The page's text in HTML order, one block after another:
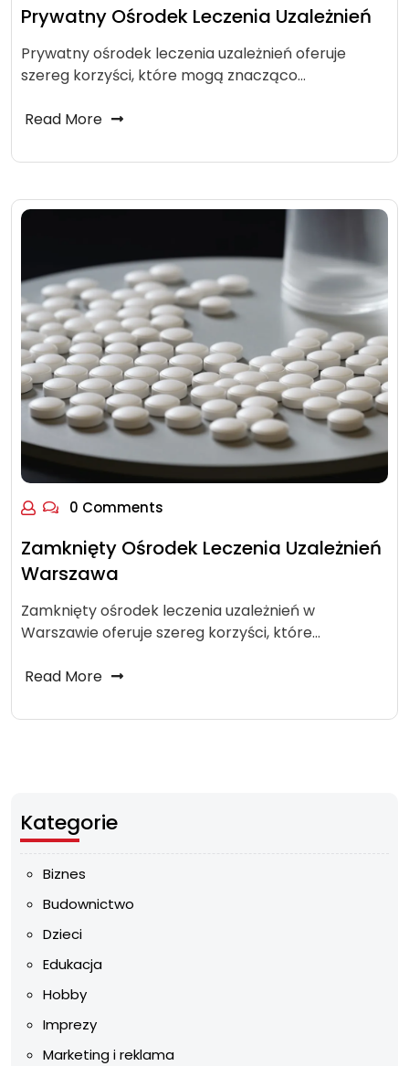
Prywatny Ośrodek Leczenia Uzależnień
Prywatny ośrodek leczenia uzależnień oferuje
szereg korzyści, które mogą znacząco…
Read More
0 Comments
Zamknięty Ośrodek Leczenia Uzależnień
Warszawa
Zamknięty ośrodek leczenia uzależnień w
Warszawie oferuje szereg korzyści, które…
Read More
Kategorie
Biznes
Budownictwo
Dzieci
Edukacja
Hobby
Imprezy
Marketing i reklama